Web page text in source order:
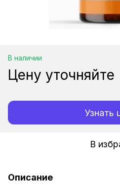
В наличии
Цену уточняйте
Узнать
В
Описание